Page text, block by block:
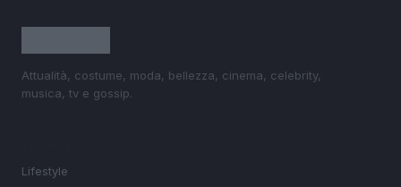
Attualità, costume, moda, bellezza, cinema, celebrity,
musica, tv e gossip.
Lifestyle